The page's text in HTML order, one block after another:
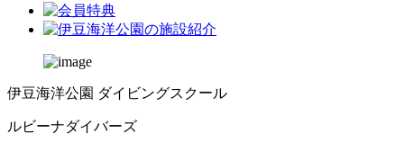
伊豆海洋公園 ダイビングスクール
ルビーナダイバーズ